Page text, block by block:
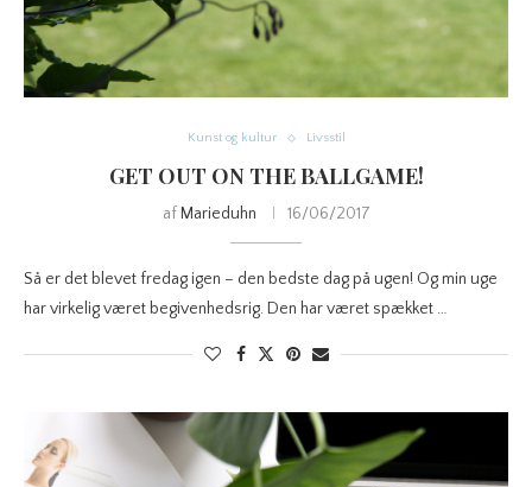
Kunst og kultur Livsstil
GET OUT ON THE BALLGAME!
af Marieduhn 16/06/2017
Så er det blevet fredag igen – den bedste dag på ugen! Og min uge
har virkelig været begivenhedsrig. Den har været spækket …